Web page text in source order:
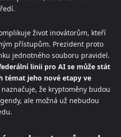
život inovátorům, kteří
přístupům. Prezident proto
jednotného souboru pravidel.
linii pro AI se může stát
témat jeho nové etapy ve
naznačuje, že kryptoměny budou
ale možná už nebudou